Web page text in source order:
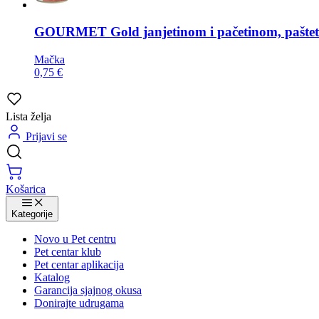
GOURMET Gold janjetinom i pačetinom,
Mačka
0,75 €
Lista želja
Prijavi se
Košarica
Kategorije
Novo u Pet centru
Pet centar klub
Pet centar aplikacija
Katalog
Garancija sjajnog okusa
Donirajte udrugama